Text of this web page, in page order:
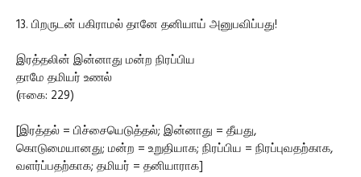
13. பிறருடன் பகிராமல் தானே தனியாய் அனுபவிப்பது!
இரத்தலின் இன்னாது மன்ற நிரப்பிய
தாமே தமியர் உணல்
(ஈகை: 229)
[இரத்தல் = பிச்சையெடுத்தல்; இன்னாது = தீயது,
கொடுமையானது; மன்ற = உறுதியாக; நிரப்பிய = நிரப்புவதற்காக,
வளர்ப்பதற்காக; தமியர் = தனியாராக]